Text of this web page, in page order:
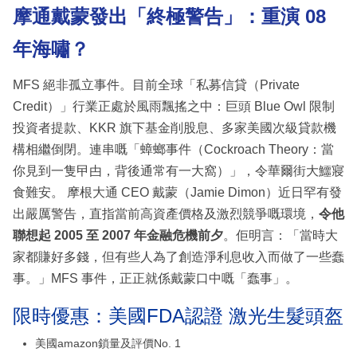
摩通戴蒙發出「終極警告」：重演 08
年海嘯？
MFS 絕非孤立事件。目前全球「私募信貸（Private
Credit）」行業正處於風雨飄搖之中：巨頭 Blue Owl 限制
投資者提款、KKR 旗下基金削股息、多家美國次級貸款機
構相繼倒閉。連串嘅「蟑螂事件（Cockroach Theory：當
你見到一隻曱甴，背後通常有一大窩）」，令華爾街大鱷寢
食難安。 摩根大通 CEO 戴蒙（Jamie Dimon）近日罕有發
出嚴厲警告，直指當前高資產價格及激烈競爭嘅環境， 令他
聯想起 2005 至 2007 年金融危機前夕。佢明言：「當時大
家都賺好多錢，但有些人為了創造淨利息收入而做了一些蠢
事。」MFS 事件，正正就係戴蒙口中嘅「蠢事」。
限時優惠：美國FDA認證 激光生髮頭盔
美國amazon鎖量及評價No. 1